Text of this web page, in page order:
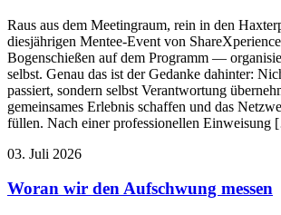
Raus aus dem Meetingraum, rein in den
diesjährigen Mentee-Event von
Bogenschießen auf dem Programm —
selbst. Genau das ist der Gedanke dahinter:
passiert, sondern selbst Verantwortung
gemeinsames Erlebnis schaffen und das
füllen. Nach einer professionellen
03. Juli 2026
Woran wir den Aufschwung messen